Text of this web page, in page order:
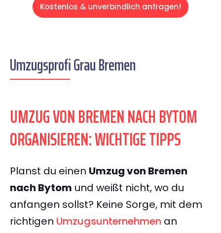
Kostenlos & unverbindlich anfragen!
Umzugsprofi Grau Bremen
UMZUG VON BREMEN NACH BYTOM
ORGANISIEREN: WICHTIGE TIPPS
Planst du einen Umzug von Bremen
nach Bytom und weißt nicht, wo du
anfangen sollst? Keine Sorge, mit dem
richtigen Umzugsunternehmen an